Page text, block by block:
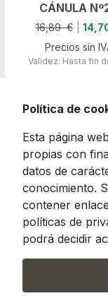
CÁNULA
16,89 €|
Precios sin
Validez: Hasta fin
Política de
Esta página
propias con
datos de
conocimiento.
contener
políticas de
podrá decidir